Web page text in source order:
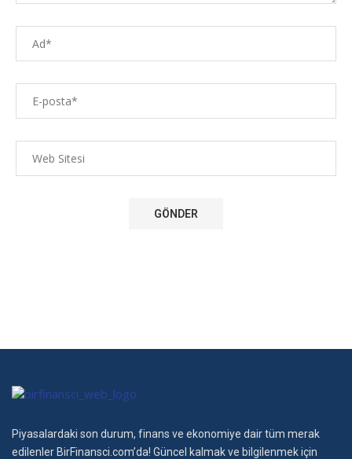
Piyasalardaki son durum, finans ve ekonomiye dair tüm merak
edilenler BirFinansci.com’da! Güncel kalmak ve bilgilenmek için